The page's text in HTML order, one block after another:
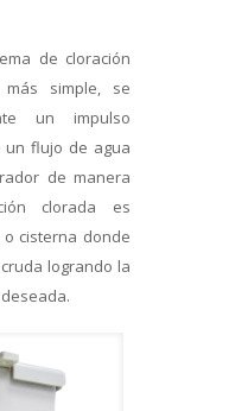
de cloración
simple, se
un impulso
un flujo de agua
de manera
clorada es
cisterna donde
logrando la